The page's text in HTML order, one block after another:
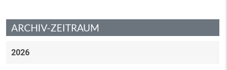
ARCHIV-ZEITRAUM
2026